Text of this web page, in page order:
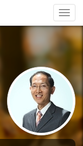
Toggle